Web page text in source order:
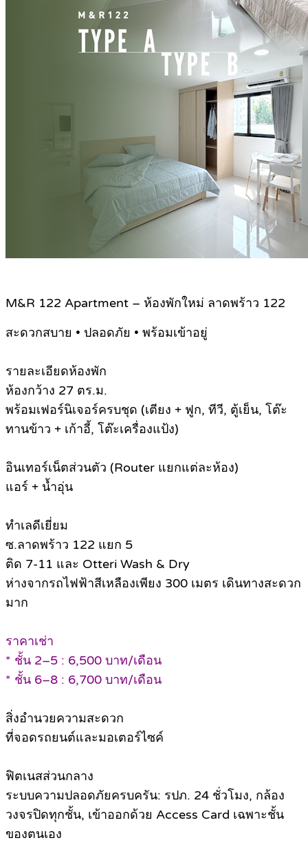
M&R 122 Apartment – ห้องพักใหม่ ลาดพร้าว 122
สะดวกสบาย • ปลอดภัย • พร้อมเข้าอยู่
รายละเอียดห้องพัก
ห้องกว้าง 27 ตร.ม.
พร้อมเฟอร์นิเจอร์ครบชุด (เตียง + ฟูก, ทีวี, ตู้เย็น, โต๊ะ
ทานข้าว + เก้าอี้, โต๊ะเครื่องแป้ง)
อินเทอร์เน็ตส่วนตัว (Router แยกแต่ละห้อง)
แอร์ + น้ำอุ่น
ทำเลดีเยี่ยม
ซ.ลาดพร้าว 122 แยก 5
ติด 7-11 และ Otteri Wash & Dry
ห่างจากรถไฟฟ้าสีเหลืองเพียง 300 เมตร เดินทางสะดวก
มาก
ราคาเช่า
* ชั้น 2–5 : 6,500 บาท/เดือน
* ชั้น 6–8 : 6,700 บาท/เดือน
สิ่งอำนวยความสะดวก
ที่จอดรถยนต์และมอเตอร์ไซค์
ฟิตเนสส่วนกลาง
ระบบความปลอดภัยครบครัน: รปภ. 24 ชั่วโมง, กล้อง
วงจรปิดทุกชั้น, เข้าออกด้วย Access Card เฉพาะชั้น
ของตนเอง